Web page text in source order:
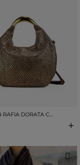
BORSA IN RAFIA DORATA CON DETTAGLI IN METALLO
+